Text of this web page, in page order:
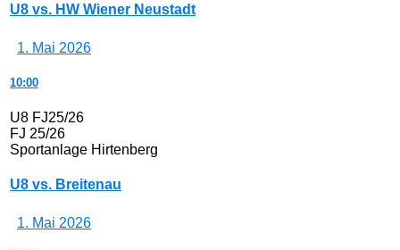
U8 vs. HW Wiener Neustadt
1. Mai 2026
10:00
U8 FJ25/26
FJ 25/26
Sportanlage Hirtenberg
U8 vs. Breitenau
1. Mai 2026